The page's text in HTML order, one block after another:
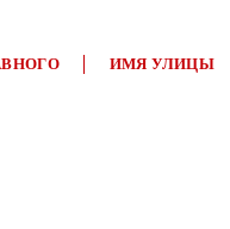
ИМЯ УЛИЦЫ